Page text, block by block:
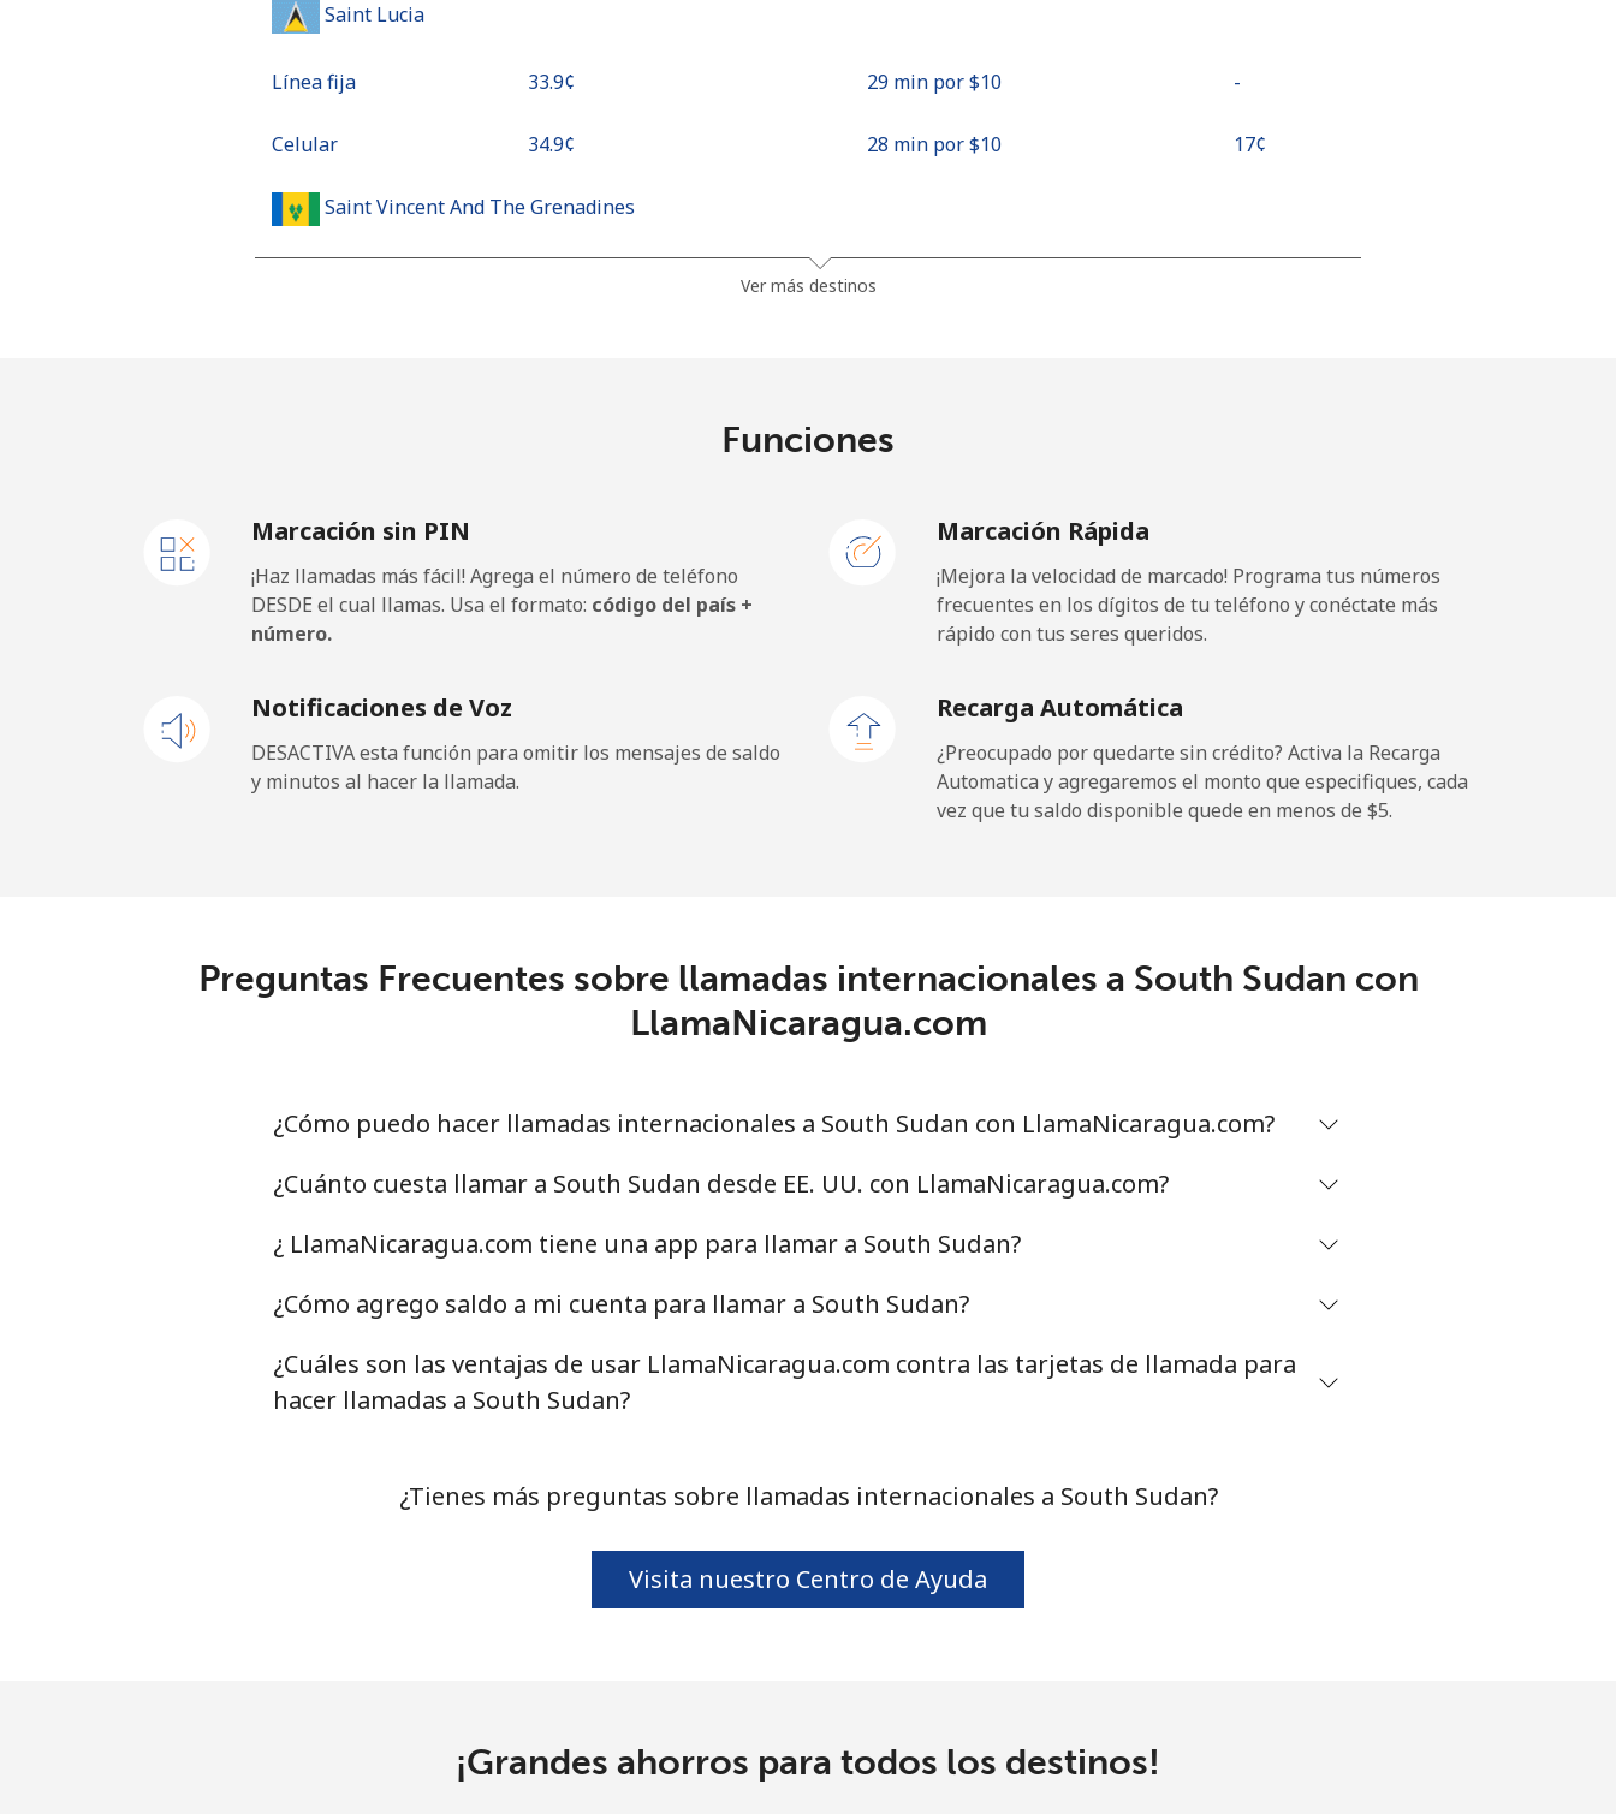
Saint Lucia
Línea fija ⁦33.9¢⁩ 29 min por ⁦$10⁩ -
Celular ⁦34.9¢⁩ 28 min por ⁦$10⁩ ⁦17¢⁩
Saint Vincent And The Grenadines
Celular 7 min por ⁦$10⁩
San Marino
Celular 42 min por ⁦$10⁩
Sao Tome And Principe
Línea fija ⁦14.9¢⁩ 67 min por ⁦$10⁩
43 min por ⁦$10⁩
Línea fija ⁦46.9¢⁩ 21 min por ⁦$10⁩
Celular ⁦40.9¢⁩ 24 min por ⁦$10⁩
Serbia
Línea fija ⁦24.5¢⁩ 40 min por ⁦$10⁩ -
Seychelles
11 min por ⁦$10⁩
⁦61.9¢⁩ 16 min por ⁦$10⁩
Ver más destinos
Funciones
Marcación sin PIN
¡Haz llamadas más fácil! Agrega el número de teléfono
DESDE el cual llamas. Usa el formato: código del país +
número.
Marcación Rápida
¡Mejora la velocidad de marcado! Programa tus números
frecuentes en los dígitos de tu teléfono y conéctate más
rápido con tus seres queridos.
Notificaciones de Voz
DESACTIVA esta función para omitir los mensajes de saldo
y minutos al hacer la llamada.
Recarga Automática
¿Preocupado por quedarte sin crédito? Activa la Recarga
Automatica y agregaremos el monto que especifiques, cada
vez que tu saldo disponible quede en menos de ⁦$5⁩.
Preguntas Frecuentes sobre llamadas internacionales a South Sudan con
LlamaNicaragua.com
¿Cómo puedo hacer llamadas internacionales a South Sudan con LlamaNicaragua.com?
¿Cuánto cuesta llamar a South Sudan desde EE. UU. con LlamaNicaragua.com?
¿ LlamaNicaragua.com tiene una app para llamar a South Sudan?
¿Cómo agrego saldo a mi cuenta para llamar a South Sudan?
¿Cuáles son las ventajas de usar LlamaNicaragua.com contra las tarjetas de llamada para
hacer llamadas a South Sudan?
¿Tienes más preguntas sobre llamadas internacionales a South Sudan?
Visita nuestro Centro de Ayuda
¡Grandes ahorros para todos los destinos!